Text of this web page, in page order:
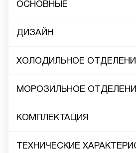
ОСНОВНЫЕ
ДИЗАЙН
ХОЛОДИЛЬНОЕ
МОРОЗИЛЬНОЕ
КОМПЛЕКТАЦИЯ
ТЕХНИЧЕСКИЕ